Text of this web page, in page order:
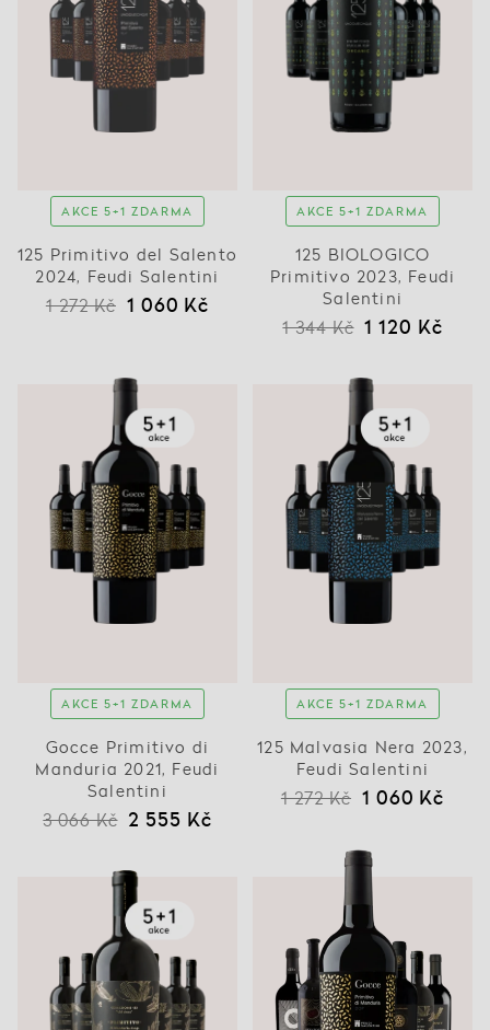
AKCE 5+1 ZDARMA
125 Primitivo del Salento
2024, Feudi Salentini
1 272 Kč 1 060 Kč
AKCE 5+1 ZDARMA
125 BIOLOGICO
Primitivo 2023, Feudi
Salentini
1 344 Kč 1 120 Kč
AKCE 5+1 ZDARMA
Gocce Primitivo di
Manduria 2021, Feudi
Salentini
3 066 Kč 2 555 Kč
AKCE 5+1 ZDARMA
125 Malvasia Nera 2023,
Feudi Salentini
1 272 Kč 1 060 Kč